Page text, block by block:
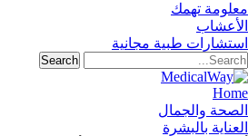
معلومة تهمك
الأعشاب
استشارات طبية مجانية
Home
الصحة والجمال
العناية بالبشرة